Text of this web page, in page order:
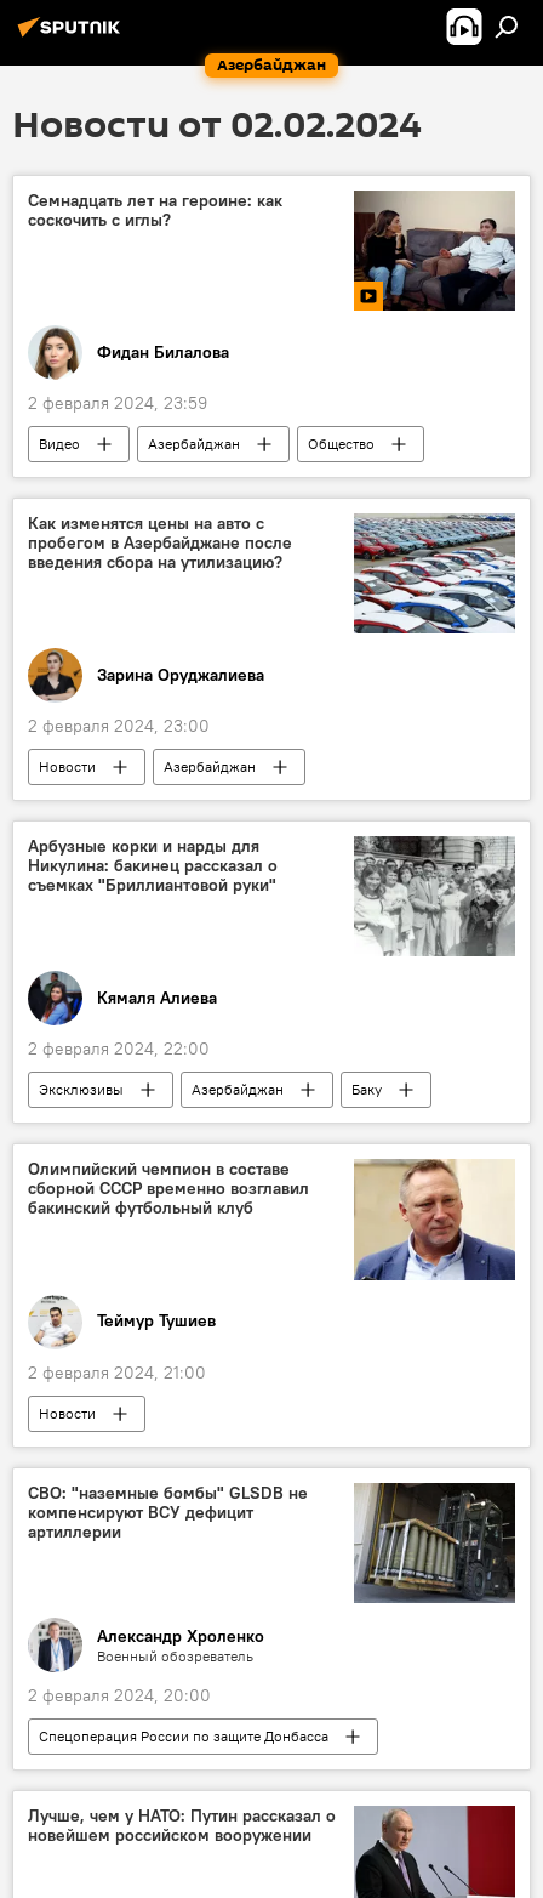
Азербайджан
Новости от 02.02.2024
Семнадцать лет на героине: как
соскочить с иглы?
Фидан Билалова
2 февраля 2024, 23:59
Видео Азербайджан
Общество
Наркомания
Наркоманы
Реабилитация
Героин Судьба
Как изменятся цены на авто с
пробегом в Азербайджане после
введения сбора на утилизацию?
Зарина Оруджалиева
2 февраля 2024, 23:00
Новости
Азербайджан
поддержанные автомобили
Утилизация
Сбор
Цены
Импорт
Логистика
Расходы
Общество
постановление
Арбузные корки и нарды для
Никулина: бакинец рассказал о
съемках "Бриллиантовой руки"
Кямаля Алиева
2 февраля 2024, 22:00
Эксклюзивы Азербайджан
Баку
фильм "Бриллиантовая рука"
Леонид Гайдай
Андрей Миронов
Юрий Никулин
Съемки фильма
художник Фикрет Алекперов
Олимпийский чемпион в составе
сборной СССР временно возглавил
бакинский футбольный клуб
Теймур Тушиев
2 февраля 2024, 21:00
Новости
премьер-лига Азербайджана по футболу
ФК "Сабах"
Игорь Пономарев
Мурад Мусаев
Отставка
СВО: "наземные бомбы" GLSDB не
компенсируют ВСУ дефицит
артиллерии
Александр Хроленко
Военный обозреватель
2 февраля 2024, 20:00
Спецоперация России по защите Донбасса
СВО
ВСУ
высокоточные бомбы
Поставки
Боеприпасы
киевский режим
Нехватка
ПВО
Лучше, чем у НАТО: Путин рассказал о
новейшем российском вооружении